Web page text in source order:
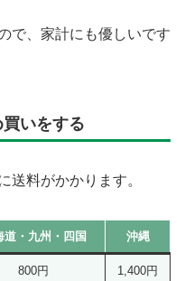
で、家計にも優しいです
いをする
送料がかかります。
道・九州・四国 沖縄
800円 1,400円